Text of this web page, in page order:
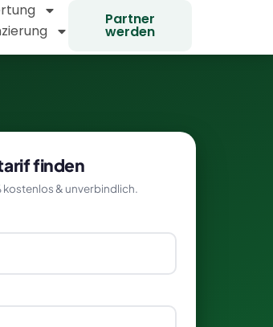
Partner
werden
finden
kostenlos & unverbindlich.